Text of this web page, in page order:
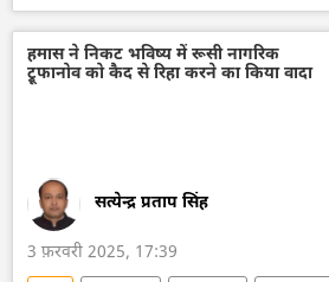
क्रेमलिन
सीरिया
सीरियाई गृहयुद्ध
इजराइल
फिलिस्तीन
द्विपक्षीय रिश्ते
विश्व
हमास ने निकट भविष्य में रूसी नागरिक
ट्रूफानोव को कैद से रिहा करने का किया वादा
सत्येन्द्र प्रताप सिंह
3 फ़रवरी 2025, 17:39